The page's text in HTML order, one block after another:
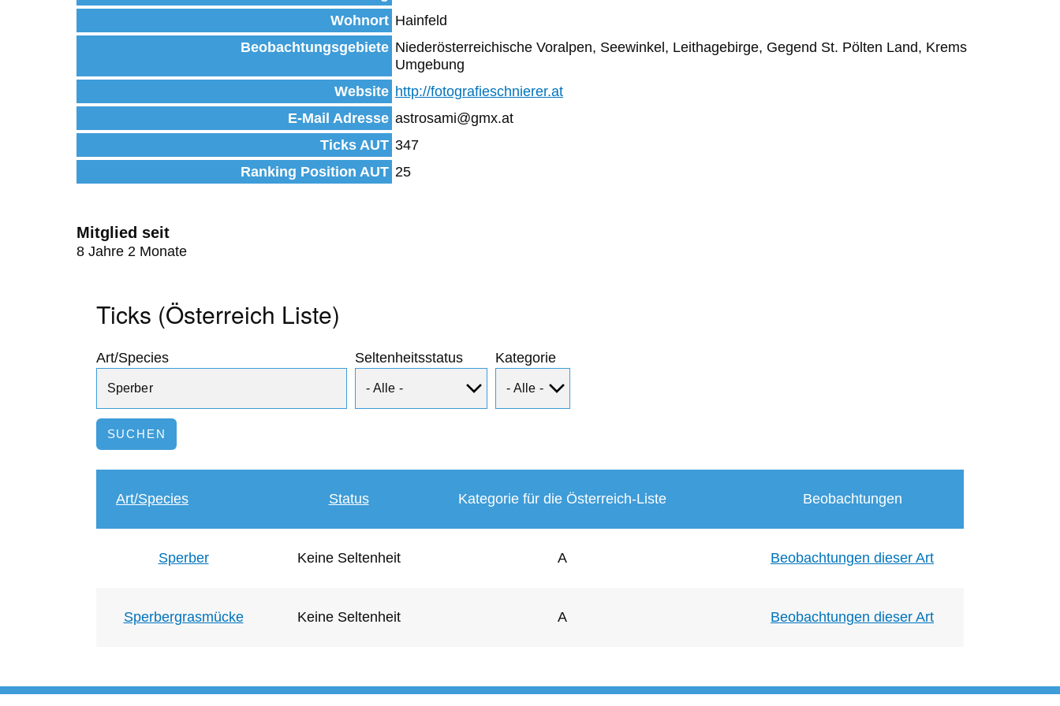
Wohnort Hainfeld
Beobachtungsgebiete Niederösterreichische Voralpen, Seewinkel, Leithagebirge, Gegend St. Pölten Land, Krems
Umgebung
Website http://fotografieschnierer.at
E-Mail Adresse astrosami@gmx.at
Ticks AUT 347
Ranking Position AUT 25
Mitglied seit
8 Jahre 2 Monate
Ticks (Österreich Liste)
Art/Species Seltenheitsstatus Kategorie
Art/Species Status Kategorie für die Österreich-Liste Beobachtungen
Sperber Keine Seltenheit A Beobachtungen dieser Art
Sperbergrasmücke Keine Seltenheit A Beobachtungen dieser Art